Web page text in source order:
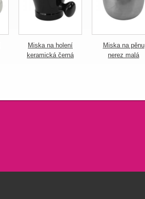
Miska na holení
keramická černá
Miska na pěnu
nerez malá